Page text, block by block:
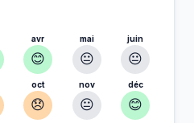
avr
😊
mai
😐
juin
😐
oct
😞
nov
😐
déc
😊